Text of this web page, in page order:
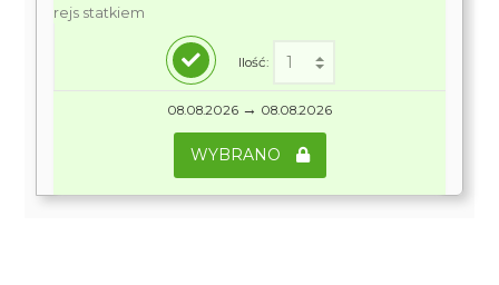
rejs statkiem
Ilość:
08.08.2026 → 08.08.2026
WYBRANO